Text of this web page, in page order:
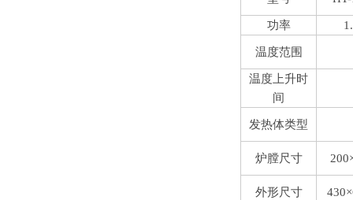
功率
温度范围
温度上升时
间
发热体类型
炉膛尺寸
外形尺寸